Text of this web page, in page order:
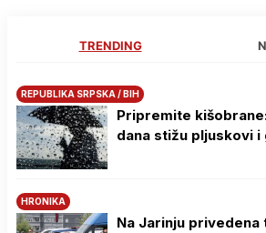
TRENDING
REPUBLIKA SRPSKA / BIH
Pripremite
dana stižu pljuskovi i
HRONIKA
Na Јarinju